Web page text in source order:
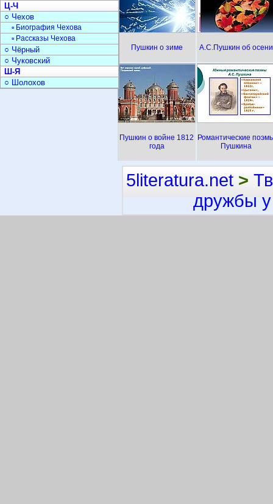
Пушкин о зиме А.С.Пушкин об осени
Пушкин о войне 1812
года
Романтические
Пушкина
Ц-Ч
○ Чехов
▫ Биография Чехова
▫ Рассказы Чехова
○ Чёрный
○ Чуковский
Ш-Я
○ Шолохов
5literatura.net >
дружбы